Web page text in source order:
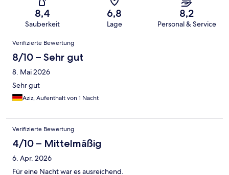
8,4
Sauberkeit
6,8
Lage
8,2
Personal & Service
Bewertungen
Verifizierte Bewertung
8/10 – Sehr gut
8. Mai 2026
Sehr gut
Aziz, Aufenthalt von 1 Nacht
Verifizierte Bewertung
4/10 – Mittelmäßig
6. Apr. 2026
Für eine Nacht war es ausreichend.